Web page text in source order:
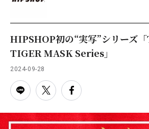
TAX FREE
DELIVERY SERVICES
PARCOメンバーズ
オンラインストア
リクルート
HIPSHOP初の“実写”シリーズ
TIGER MASK Series」
2024-09-28